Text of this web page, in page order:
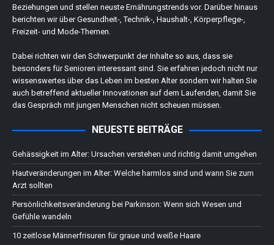
Beziehungen und stellen neuste Ernährungstrends vor. Darüber hinaus
berichten wir über Gesundheit-, Technik-, Haushalt-, Körperpflege-,
Freizeit- und Mode-Themen.
Dabei richten wir den Schwerpunkt der Inhalte so aus, dass sie
besonders für Senioren interessant sind. Sie erfahren jedoch nicht nur
wissenswertes über das Leben im besten Alter sondern wir halten Sie
auch betreffend aktueller Innovationen auf dem Laufenden, damit Sie
das Gespräch mit jungen Menschen nicht scheuen müssen.
NEUESTE BEITRÄGE
Gehässigkeit im Alter: Ursachen verstehen und richtig damit umgehen
Hautveränderungen im Alter: Welche harmlos sind und wann Sie zum
Arzt sollten
Persönlichkeitsveränderung bei Parkinson: Wenn sich Wesen und
Gefühle wandeln
10 zeitlose Männerfrisuren für graue und weiße Haare